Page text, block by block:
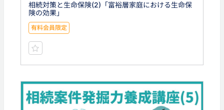
相続対策と生命保険(2)「富裕層家庭における生命保
険の効果」
有料会員限定